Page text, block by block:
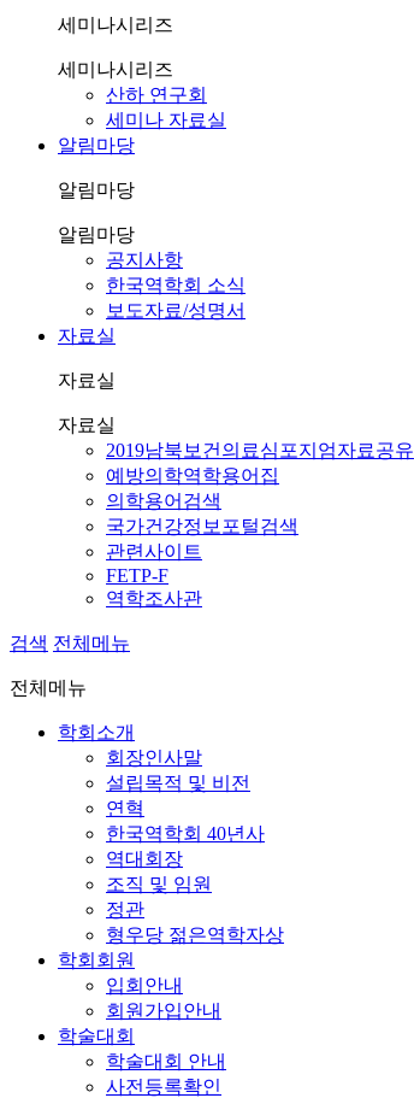
세미나시리즈
세미나시리즈
산하 연구회
세미나 자료실
알림마당
알림마당
알림마당
공지사항
한국역학회 소식
보도자료/성명서
자료실
자료실
자료실
2019남북보건의료심포지엄자료공유
예방의학역학용어집
의학용어검색
국가건강정보포털검색
관련사이트
FETP-F
역학조사관
검색 전체메뉴
전체메뉴
학회소개
회장인사말
설립목적 및 비전
연혁
한국역학회 40년사
역대회장
조직 및 임원
정관
형우당 젊은역학자상
학회회원
입회안내
회원가입안내
학술대회
학술대회 안내
사전등록확인